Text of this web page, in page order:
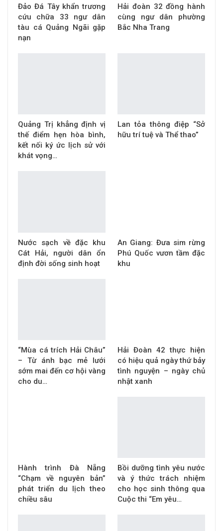
Đảo Đá Tây khẩn trương
cứu chữa 33 ngư dân
tàu cá Quảng Ngãi gặp
nạn
Hải đoàn 32 đồng hành
cùng ngư dân phường
Bắc Nha Trang
Quảng Trị khẳng định vị
thế điểm hẹn hòa bình,
kết nối ký ức lịch sử với
khát vọng…
Lan tỏa thông điệp “Sở
hữu trí tuệ và Thể thao”
Nước sạch về đặc khu
Cát Hải, người dân ổn
định đời sống sinh hoạt
An Giang: Đưa sim rừng
Phú Quốc vươn tầm đặc
khu
“Mùa cá trích Hải Châu”
– Từ ánh bạc mẻ lưới
sớm mai đến cơ hội vàng
cho du…
Hải Đoàn 42 thực hiện
có hiệu quả ngày thứ bảy
tình nguyện – ngày chủ
nhật xanh
Hành trình Đà Nẵng
“Chạm về nguyên bản”
phát triển du lịch theo
chiều sâu
Bồi dưỡng tình yêu nước
và ý thức trách nhiệm
cho học sinh thông qua
Cuộc thi “Em yêu…